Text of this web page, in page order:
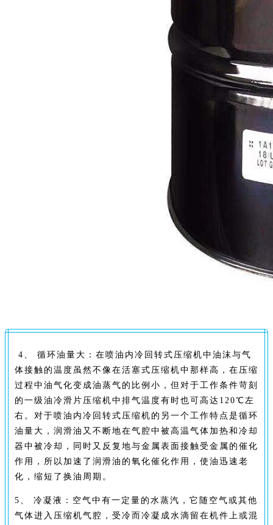
4、 循环油量大：在喷油内冷回转式压缩机中油沫与气
体接触的温度虽然不像在活塞式压缩机中那样高，在压缩
过程中油气化变成油蒸气的比例小，但对于工作条件苛刻
的一级油冷滑片压缩机中排气温度有时也可高达120℃左
右。对于喷油内冷回转式压缩机的另一个工作特点是循环
油量大，润滑油又不断地在气腔中被高温气体加热和冷却
器中被冷却，同时又反复地与金属表面接触受金属的催化
作用，所以加速了润滑油的氧化催化作用，使油迅速老
化，缩短了换油周期。
5、 冷凝液：空气中有一定量的水蒸汽，它随空气或其他
气体进入压缩机气腔，受冷而冷凝成水滴留在机件上或混